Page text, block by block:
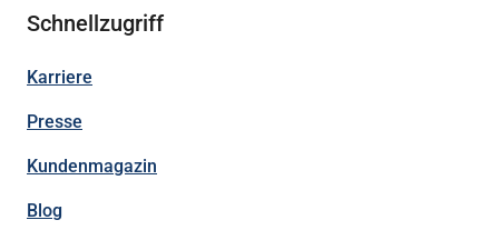
Schnellzugriff
Karriere
Presse
Kundenmagazin
Blog